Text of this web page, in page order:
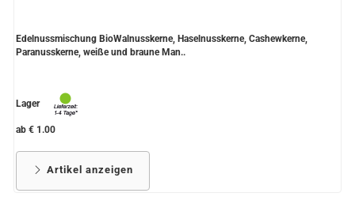
Edelnussmischung BioWalnusskerne, Haselnusskerne, Cashewkerne,
Paranusskerne, weiße und braune Man..
Lager
ab € 1.00
Artikel anzeigen